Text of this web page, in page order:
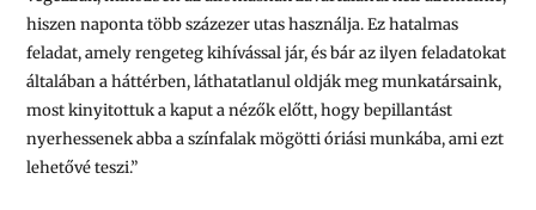
hiszen naponta több százezer utas használja. Ez hatalmas
feladat, amely rengeteg kihívással jár, és bár az ilyen feladatokat
általában a háttérben, láthatatlanul oldják meg munkatársaink,
most kinyitottuk a kaput a nézők előtt, hogy bepillantást
nyerhessenek abba a színfalak mögötti óriási munkába, ami ezt
lehetővé teszi.”